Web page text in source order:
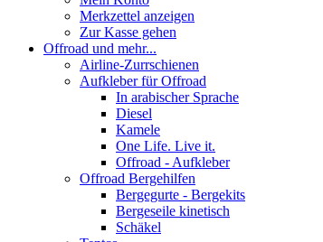
Merkzettel anzeigen
Zur Kasse gehen
Offroad und mehr...
Airline-Zurrschienen
Aufkleber für Offroad
In arabischer Sprache
Diesel
Kamele
One Life. Live it.
Offroad - Aufkleber
Offroad Bergehilfen
Bergegurte - Bergekits
Bergeseile kinetisch
Schäkel